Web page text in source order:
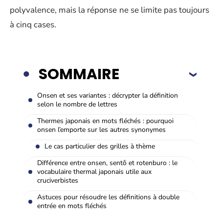
polyvalence, mais la réponse ne se limite pas toujours
à cinq cases.
SOMMAIRE
Onsen et ses variantes : décrypter la définition
selon le nombre de lettres
Thermes japonais en mots fléchés : pourquoi
onsen l’emporte sur les autres synonymes
Le cas particulier des grilles à thème
Différence entre onsen, sentô et rotenburo : le
vocabulaire thermal japonais utile aux
cruciverbistes
Astuces pour résoudre les définitions à double
entrée en mots fléchés